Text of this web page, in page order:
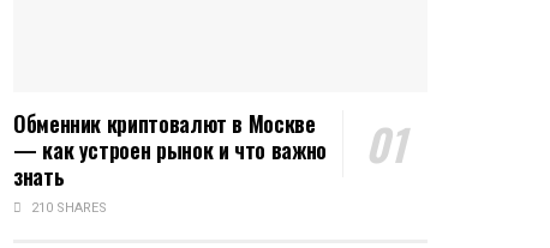
Обменник криптовалют в Москве
— как устроен рынок и что важно
знать
210 SHARES